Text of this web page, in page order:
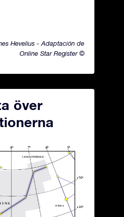
Hevelius - Adaptación de
Online Star Register ©
över